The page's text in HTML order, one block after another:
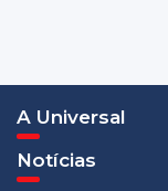
A Universal
Notícias